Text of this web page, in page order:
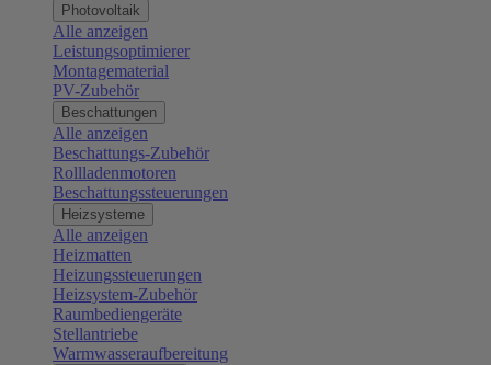
Photovoltaik
Alle anzeigen
Leistungsoptimierer
Montagematerial
PV-Zubehör
Beschattungen
Alle anzeigen
Beschattungs-Zubehör
Rollladenmotoren
Beschattungssteuerungen
Heizsysteme
Alle anzeigen
Heizmatten
Heizungssteuerungen
Heizsystem-Zubehör
Raumbediengeräte
Stellantriebe
Warmwasseraufbereitung